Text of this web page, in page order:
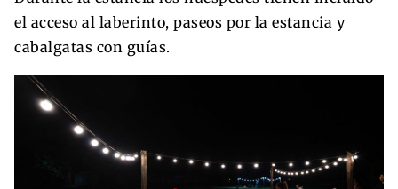
el acceso al laberinto, paseos por la estancia y
cabalgatas con guías.